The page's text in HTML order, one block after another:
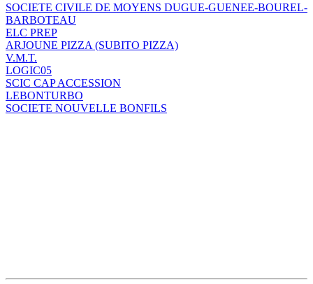
SOCIETE CIVILE DE MOYENS DUGUE-GUENEE-BOUREL-
BARBOTEAU
ELC PREP
ARJOUNE PIZZA (SUBITO PIZZA)
V.M.T.
LOGIC05
SCIC CAP ACCESSION
LEBONTURBO
SOCIETE NOUVELLE BONFILS